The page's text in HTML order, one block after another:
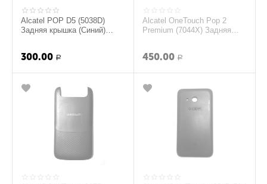
Alcatel POP D5 (5038D)
Задняя крышка (Синий)
300.00 Р
Alcatel OneTouch Pop 2
Premium (7044X) Задняя
450.00 Р